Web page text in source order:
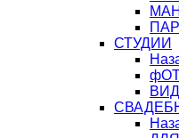
СТУДИИ